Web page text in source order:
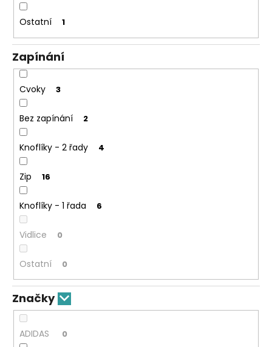
Ostatní 1
Zapínání
Cvoky 3
Bez zapínání 2
Knoflíky - 2 řady 4
Zip 16
Knoflíky - 1 řada 6
Vidlice 0
Ostatní 0
Značky
ADIDAS 0